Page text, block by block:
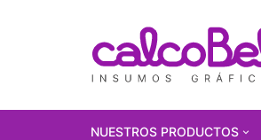
NUESTROS PRODUCTOS